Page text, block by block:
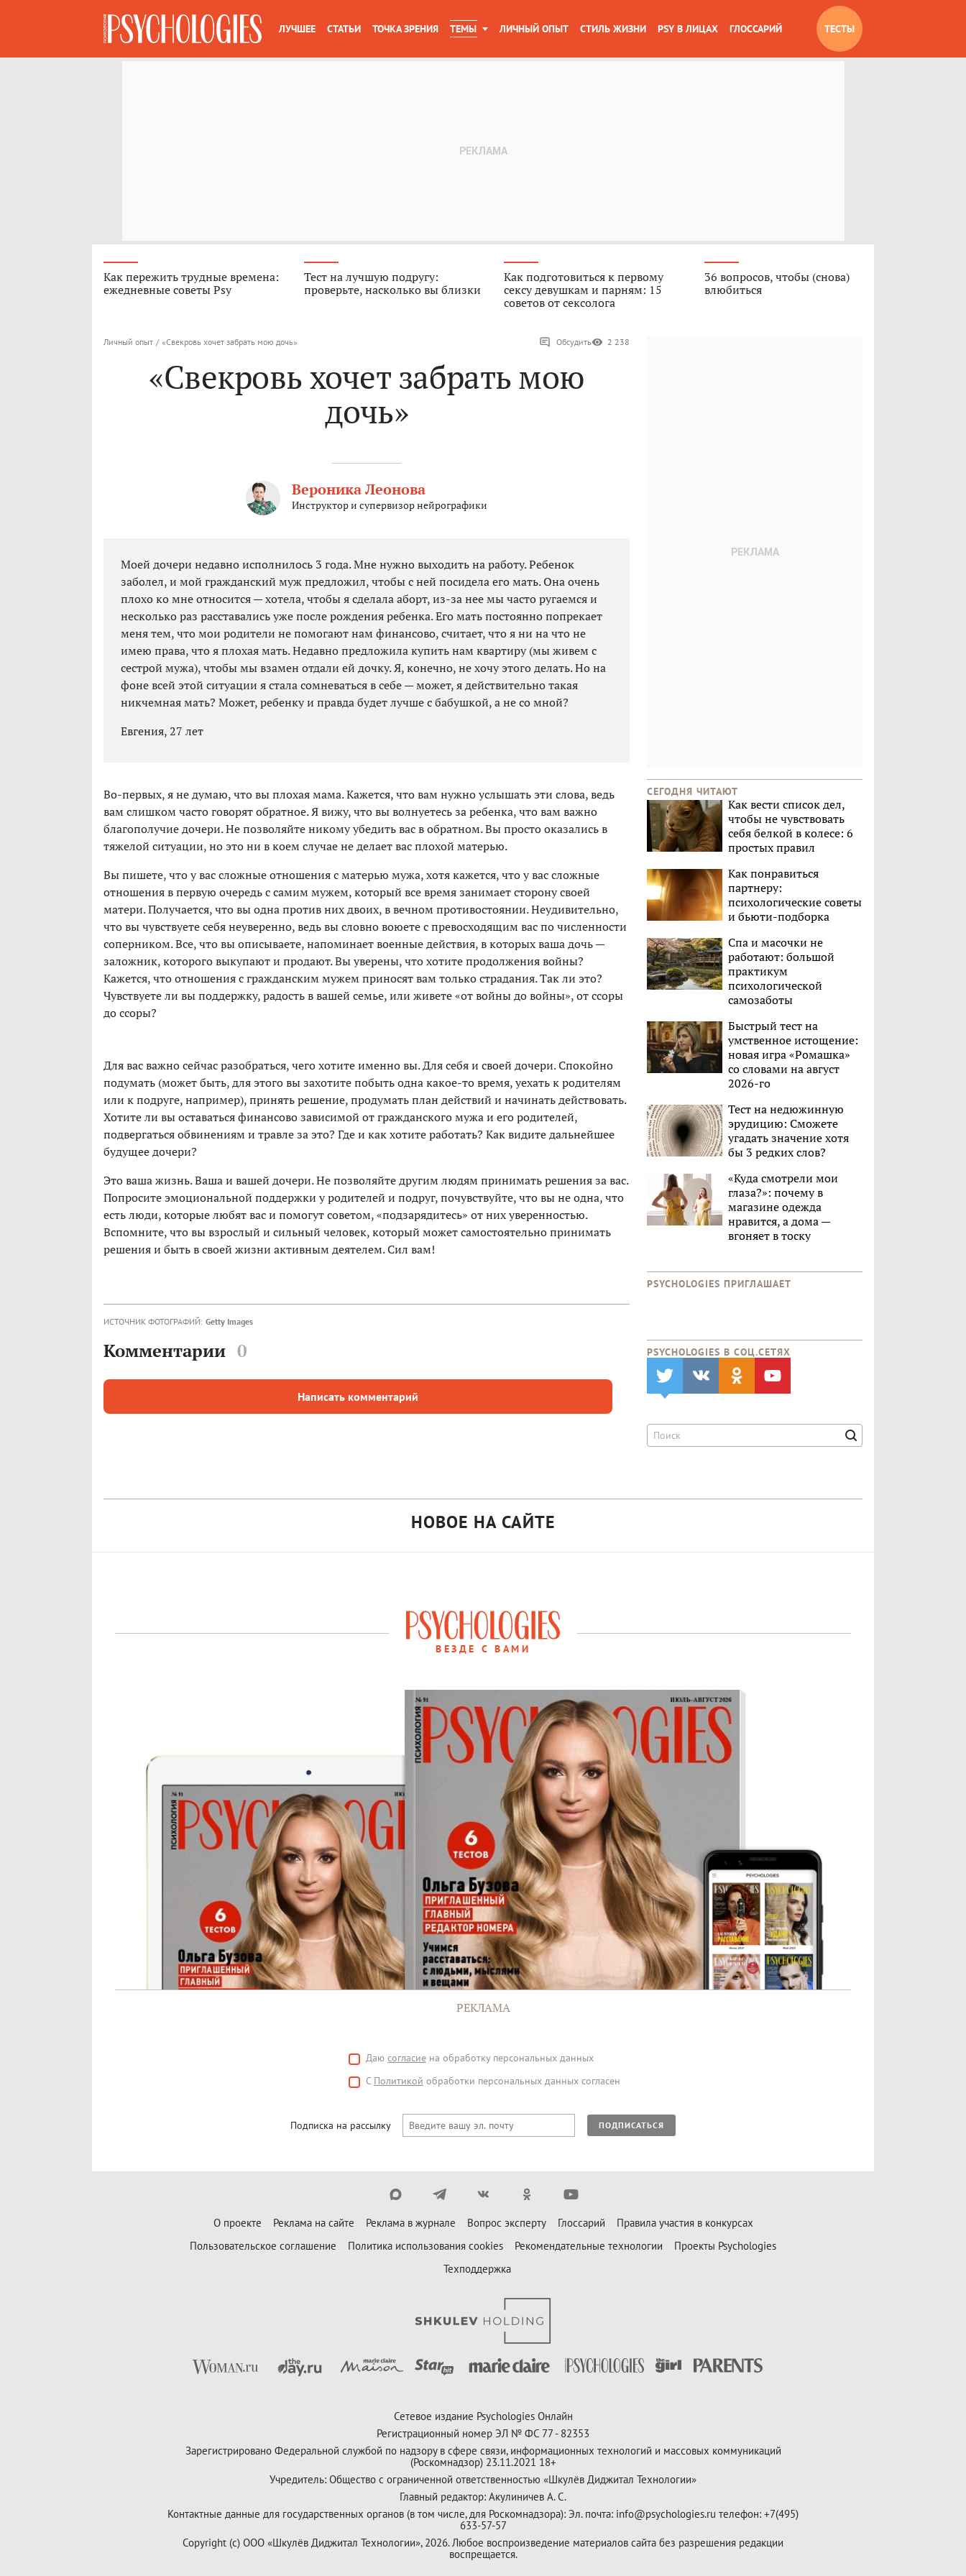
ЛУЧШЕЕ СТАТЬИ ТОЧКА ЗРЕНИЯ ТЕМЫ ЛИЧНЫЙ ОПЫТ СТИЛЬ ЖИЗНИ PSY В ЛИЦАХ ГЛОССАРИЙ ТЕСТЫ
Как пережить трудные времена:
ежедневные советы Psy
Тест на лучшую подругу:
проверьте, насколько вы близки
Как подготовиться к первому
сексу девушкам и парням: 15
советов от сексолога
36 вопросов, чтобы (снова)
влюбиться
Личный опыт / «Свекровь хочет забрать мою дочь» Обсудить 2 238
«Свекровь хочет забрать мою
дочь»
Вероника Леонова
Инструктор и супервизор нейрографики
Моей дочери недавно исполнилось 3 года. Мне нужно выходить на работу. Ребенок
заболел, и мой гражданский муж предложил, чтобы с ней посидела его мать. Она очень
плохо ко мне относится — хотела, чтобы я сделала аборт, из-за нее мы часто ругаемся и
несколько раз расставались уже после рождения ребенка. Его мать постоянно попрекает
меня тем, что мои родители не помогают нам финансово, считает, что я ни на что не
имею права, что я плохая мать. Недавно предложила купить нам квартиру (мы живем с
сестрой мужа), чтобы мы взамен отдали ей дочку. Я, конечно, не хочу этого делать. Но на
фоне всей этой ситуации я стала сомневаться в себе — может, я действительно такая
никчемная мать? Может, ребенку и правда будет лучше с бабушкой, а не со мной?
Евгения, 27 лет
Во-первых, я не думаю, что вы плохая мама. Кажется, что вам нужно услышать эти слова, ведь
вам слишком часто говорят обратное. Я вижу, что вы волнуетесь за ребенка, что вам важно
благополучие дочери. Не позволяйте никому убедить вас в обратном. Вы просто оказались в
тяжелой ситуации, но это ни в коем случае не делает вас плохой матерью.
Вы пишете, что у вас сложные отношения с матерью мужа, хотя кажется, что у вас сложные
отношения в первую очередь с самим мужем, который все время занимает сторону своей
матери. Получается, что вы одна против них двоих, в вечном противостоянии. Неудивительно,
что вы чувствуете себя неуверенно, ведь вы словно воюете с превосходящим вас по численности
соперником. Все, что вы описываете, напоминает военные действия, в которых ваша дочь —
заложник, которого выкупают и продают. Вы уверены, что хотите продолжения войны?
Кажется, что отношения с гражданским мужем приносят вам только страдания. Так ли это?
Чувствуете ли вы поддержку, радость в вашей семье, или живете «от войны до войны», от ссоры
до ссоры?
Для вас важно сейчас разобраться, чего хотите именно вы. Для себя и своей дочери. Спокойно
подумать (может быть, для этого вы захотите побыть одна какое-то время, уехать к родителям
или к подруге, например), принять решение, продумать план действий и начинать действовать.
Хотите ли вы оставаться финансово зависимой от гражданского мужа и его родителей,
подвергаться обвинениям и травле за это? Где и как хотите работать? Как видите дальнейшее
будущее дочери?
Это ваша жизнь. Ваша и вашей дочери. Не позволяйте другим людям принимать решения за вас.
Попросите эмоциональной поддержки у родителей и подруг, почувствуйте, что вы не одна, что
есть люди, которые любят вас и помогут советом, «подзарядитесь» от них уверенностью.
Вспомните, что вы взрослый и сильный человек, который может самостоятельно принимать
решения и быть в своей жизни активным деятелем. Сил вам!
ИСТОЧНИК ФОТОГРАФИЙ: Getty Images
Комментарии 0
Написать комментарий
СЕГОДНЯ ЧИТАЮТ
Как вести список дел,
чтобы не чувствовать
себя белкой в колесе: 6
простых правил
Как понравиться
партнеру:
психологические советы
и бьюти-подборка
Спа и масочки не
работают: большой
практикум
психологической
самозаботы
Быстрый тест на
умственное истощение:
новая игра «Ромашка»
со словами на август
2026-го
Тест на недюжинную
эрудицию: Сможете
угадать значение хотя
бы 3 редких слов?
«Куда смотрели мои
глаза?»: почему в
магазине одежда
нравится, а дома —
вгоняет в тоску
PSYCHOLOGIES ПРИГЛАШАЕТ
PSYCHOLOGIES В CОЦ.СЕТЯХ
НОВОЕ НА САЙТЕ
ВЕЗДЕ С ВАМИ
РЕКЛАМА
Даю согласие на обработку персональных данных
С Политикой обработки персональных данных согласен
Подписка на рассылку ПОДПИСАТЬСЯ
О проекте Реклама на сайте Реклама в журнале Вопрос эксперту Глоссарий
Правила участия в конкурсах
Пользовательское соглашение
Политика использования cookies Рекомендательные технологии
Проекты Psychologies
Техподдержка
Сетевое издание Psychologies Онлайн
Регистрационный номер ЭЛ № ФС 77 - 82353
Зарегистрировано Федеральной службой по надзору в сфере связи, информационных технологий и массовых коммуникаций
(Роскомнадзор) 23.11.2021 18+
Учредитель: Общество с ограниченной ответственностью «Шкулёв Диджитал Технологии»
Главный редактор: Акулиничев А. С.
Контактные данные для государственных органов (в том числе, для Роскомнадзора): Эл. почта: info@psychologies.ru телефон: +7(495)
633-57-57
Copyright (с) ООО «Шкулёв Диджитал Технологии», 2026. Любое воспроизведение материалов сайта без разрешения редакции
воспрещается.